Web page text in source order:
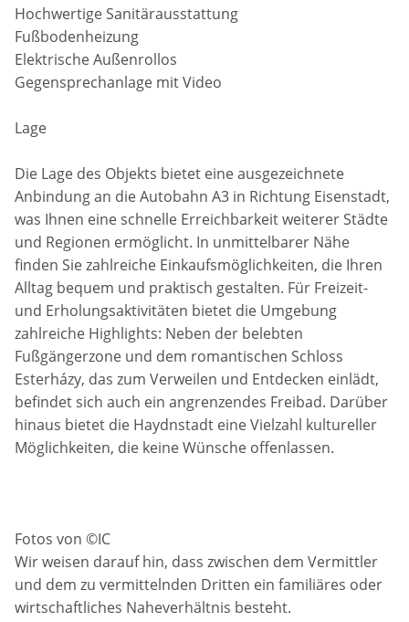
Hochwertige Sanitärausstattung
Fußbodenheizung
Elektrische Außenrollos
Gegensprechanlage mit Video
Lage
Die Lage des Objekts bietet eine ausgezeichnete
Anbindung an die Autobahn A3 in Richtung Eisenstadt,
was Ihnen eine schnelle Erreichbarkeit weiterer Städte
und Regionen ermöglicht. In unmittelbarer Nähe
finden Sie zahlreiche Einkaufsmöglichkeiten, die Ihren
Alltag bequem und praktisch gestalten. Für Freizeit-
und Erholungsaktivitäten bietet die Umgebung
zahlreiche Highlights: Neben der belebten
Fußgängerzone und dem romantischen Schloss
Esterházy, das zum Verweilen und Entdecken einlädt,
befindet sich auch ein angrenzendes Freibad. Darüber
hinaus bietet die Haydnstadt eine Vielzahl kultureller
Möglichkeiten, die keine Wünsche offenlassen.
Fotos von ©IC
Wir weisen darauf hin, dass zwischen dem Vermittler
und dem zu vermittelnden Dritten ein familiäres oder
wirtschaftliches Naheverhältnis besteht.